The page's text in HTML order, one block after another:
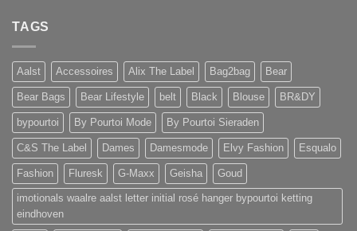
TAGS
Aalst Accessoires Alix The Label Bag2bag Bear
Bear Bags Bear Lifestyle belt Black Blouse BR&DY
bypourtoi By Pourtoi Mode By Pourtoi Sieraden
C&S The Label Dames Damesmode Elvy Fashion Esqualo
Fashion Fluresk G-Maxx Geisha Goud
imotionals waalre aalst letter initial rosé hanger bypourtoi ketting
eindhoven